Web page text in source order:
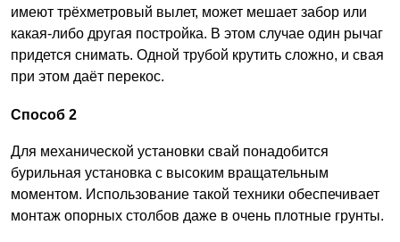
имеют трёхметровый вылет, может мешает забор или
какая-либо другая постройка. В этом случае один рычаг
придется снимать. Одной трубой крутить сложно, и свая
при этом даёт перекос.
Способ 2
Для механической установки свай понадобится
бурильная установка с высоким вращательным
моментом. Использование такой техники обеспечивает
монтаж опорных столбов даже в очень плотные грунты.